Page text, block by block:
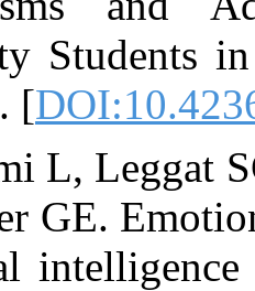
[
Karimi L,
Couper GE.